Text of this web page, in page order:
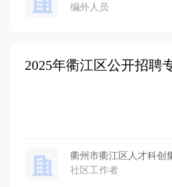
编外人员
2025年衢江区公开招聘
衢州市衢江区人才科创
社区工作者